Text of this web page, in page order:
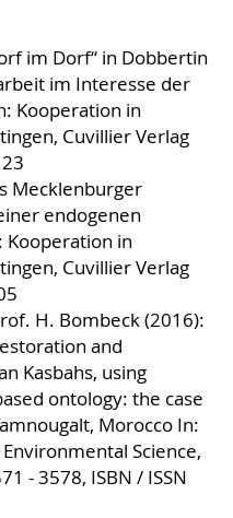
im Dorf“ in Dobbertin
im Interesse der
Kooperation in
Cuvillier Verlag
Mecklenburger
endogenen
Kooperation in
Cuvillier Verlag
H. Bombeck (2016):
and
Kasbahs, using
ontology: the case
Morocco In:
Science,
- 3578, ISBN / ISSN